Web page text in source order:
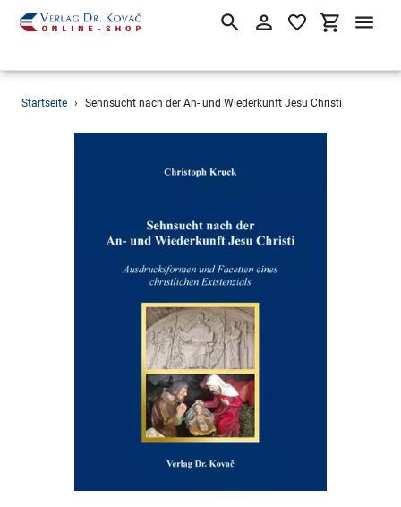
Direkt
SuchenEinloggen
Startseite › Sehnsucht nach der An- und Wiederkunft Jesu Christi